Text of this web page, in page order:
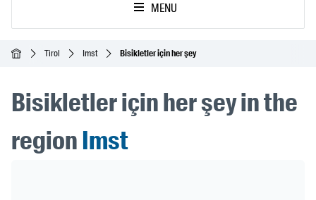
MENU
Ana Sayfa
Tirol Imst Bisikletler için her şey
Bisikletler için her şey in the
regionImst